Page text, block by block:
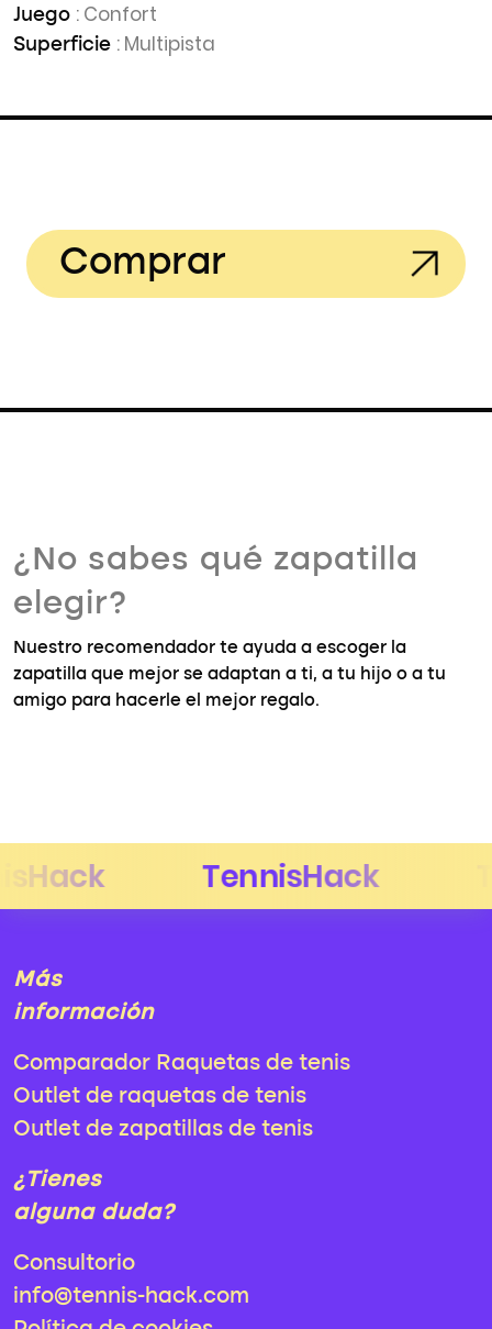
Juego : Confort
Superficie : Multipista
Comprar
¿No sabes qué zapatilla
elegir?
Nuestro recomendador te ayuda a escoger la
zapatilla que mejor se adaptan a ti, a tu hijo o a tu
amigo para hacerle el mejor regalo.
Más
información
Comparador Raquetas de tenis
Outlet de raquetas de tenis
Outlet de zapatillas de tenis
¿Tienes
alguna duda?
Consultorio
info@tennis-hack.com